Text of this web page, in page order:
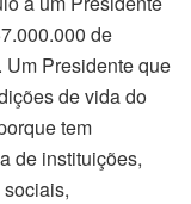
de
Presidente que
de vida do
tem
de instituições,